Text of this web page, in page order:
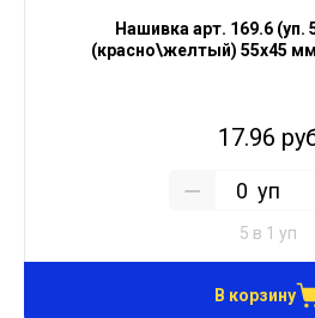
Нашивка арт. 169.6 (уп.
(красно\желтый) 55х45
17.96
уп
5 в 1 уп
В корзину